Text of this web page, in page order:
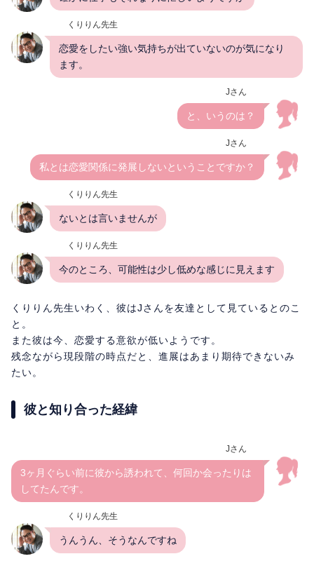
くりりん先生
恋愛をしたい強い気持ちが出ていないのが気になり
ます。
Jさん
と、いうのは？
Jさん
私とは恋愛関係に発展しないということですか？
くりりん先生
ないとは言いませんが
くりりん先生
今のところ、可能性は少し低めな感じに見えます
くりりん先生いわく、彼はJさんを友達として見ているとのこ
と。
また彼は今、恋愛する意欲が低いようです。
残念ながら現段階の時点だと、進展はあまり期待できないみ
たい。
彼と知り合った経緯
Jさん
3ヶ月ぐらい前に彼から誘われて、何回か会ったりは
してたんです。
くりりん先生
うんうん、そうなんですね